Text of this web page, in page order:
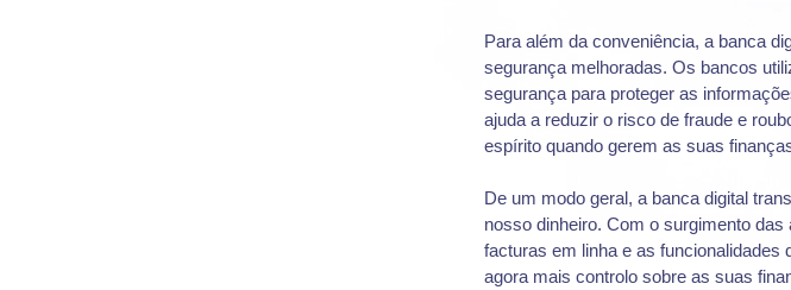
Para além da conveniência, a banca
segurança melhoradas. Os bancos
segurança para proteger as
ajuda a reduzir o risco de fraude e
espírito quando gerem as suas
De um modo geral, a banca digital
nosso dinheiro. Com o surgimento
facturas em linha e as
agora mais controlo sobre as suas